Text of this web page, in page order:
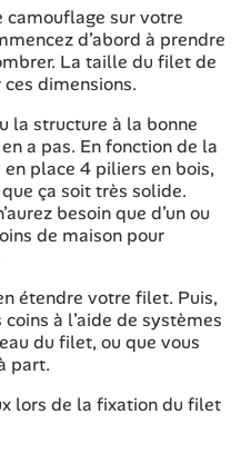
sur votre
d’abord à prendre
La taille du filet de
dimensions.
la structure à la bonne
a pas. En fonction de la
place 4 piliers en bois,
ça soit très solide.
besoin que d’un ou
de maison pour
étendre votre filet. Puis,
à l’aide de systèmes
du filet, ou que vous
part.
lors de la fixation du filet